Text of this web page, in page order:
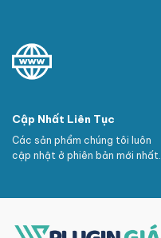
Cập Nhất Liên Tục
Các sản phẩm chúng tôi luôn
cập nhật ở phiên bản mới nhất.